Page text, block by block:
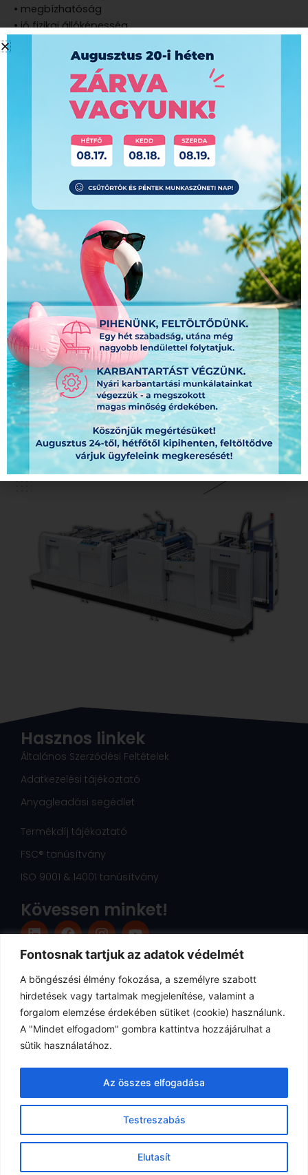
Fontosnak tartjuk az adatok védelmét
A böngészési élmény fokozása, a személyre szabott
hirdetések vagy tartalmak megjelenítése, valamint a
forgalom elemzése érdekében sütiket (cookie) használunk.
A "Mindet elfogadom" gombra kattintva hozzájárulhat a
sütik használatához.
Testreszabás
Elutasít
Az összes elfogadása
• megbízhatóság
• jó fizikai állóképesség
Amit kínálunk:
• stabil, hosszú távú munkalehetőség
• folyamatos fejlődési lehetőség
• próbaidő után magánorvosi ellátás biztosítása
• fizetés megegyezés szerint – tapasztalattól függően
hr@europrinting.hu
Hasznos linkek
Általános Szerződési Feltételek
Adatkezelési tájékoztató
Anyagleadási segédlet
Termékdíj tájékoztató
FSC® tanúsítvány
ISO 9001 & 14001 tanúsítvány
Kövessen minket!
L
n
e
d
i
n
F
c
b
o
o
k
I
s
a
g
r
m
Y
u
u
b
e
Europrinting Kft. 2001-2026 © Minden jog fenntartva